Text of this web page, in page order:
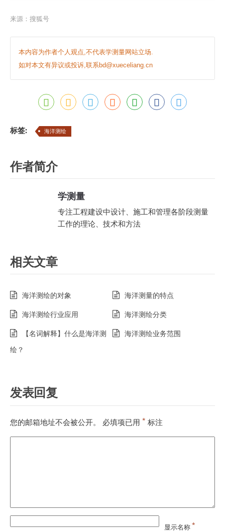
来源： 搜狐号
本内容为作者个人观点,不代表学测量网站立场.
如对本文有异议或投诉,联系bd@xueceliang.cn
标签: 海洋测绘
作者简介
学测量
专注工程建设中设计、施工和管理各阶段测量
工作的理论、技术和方法
相关文章
海洋测绘的对象
海洋测量的特点
海洋测绘行业应用
海洋测绘分类
【名词解释】什么是海洋测
绘？
海洋测绘业务范围
发表回复
您的邮箱地址不会被公开。 必填项已用 * 标注
显示名称*